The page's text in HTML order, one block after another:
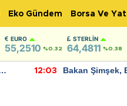
Eko Gündem Borsa Ve
EURO
55,2510 %0.32
STERLIN
64,4811 %0.38
12:03
Bakan Şimşek,